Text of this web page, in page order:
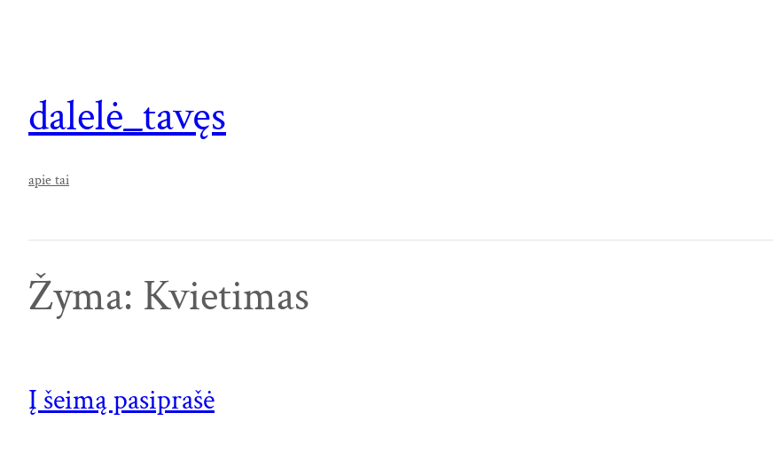
dalelė_tavęs
apie tai
Žyma: Kvietimas
Į šeimą pasiprašė